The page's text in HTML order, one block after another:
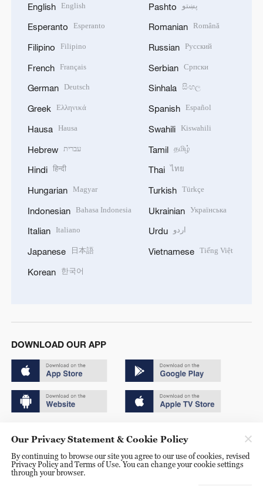
English English
Esperanto Esperanto
Filipino Filipino
French Français
German Deutsch
Greek Ελληνικά
Hausa Hausa
Hebrew עברית
Hindi हिन्दी
Hungarian Magyar
Indonesian Bahasa Indonesia
Italian Italiano
Japanese 日本語
Korean 한국어
Pashto پښتو
Romanian Română
Russian Русский
Serbian Српски
Sinhala සිංහල
Spanish Español
Swahili Kiswahili
Tamil தமிழ்
Thai ไทย
Turkish Türkçe
Ukrainian Українська
Urdu اردو
Vietnamese Tiếng Việt
DOWNLOAD OUR APP
京ICP备20000184号
京公网安备 11010502050052号
Our Privacy Statement & Cookie Policy
By continuing to browse our site you agree to our use of cookies, revised
Privacy Policy and Terms of Use. You can change your cookie settings
through your browser.